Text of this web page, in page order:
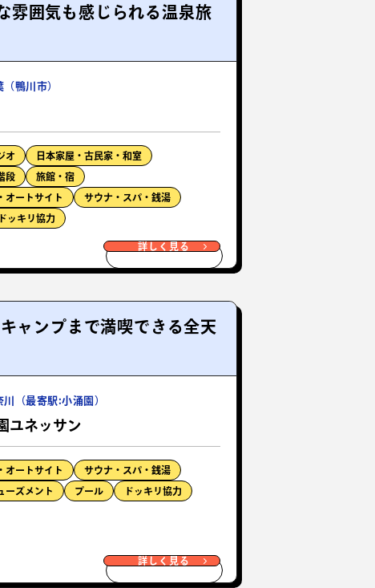
雰囲気も感じられる温泉旅
（鴨川市）
オ 日本家屋・古民家・和室
段 旅館・宿
オートサイト サウナ・スパ・銭湯
ドッキリ協力
詳しく見る
ャンプまで満喫できる全天
川（最寄駅:小涌園）
ユネッサン
オートサイト サウナ・スパ・銭湯
ーズメント プール ドッキリ協力
詳しく見る